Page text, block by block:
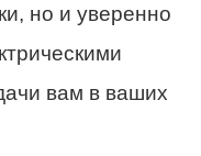
но и уверенно
вам в ваших